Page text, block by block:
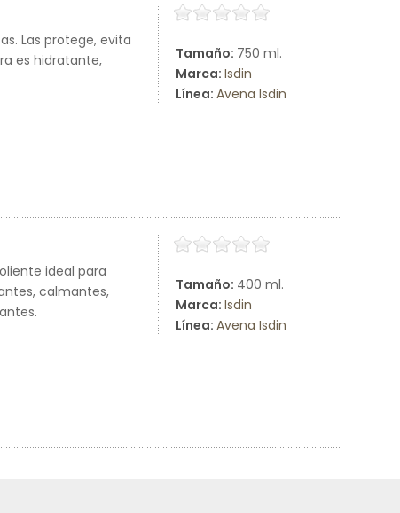
Tamaño: 750 ml.
Marca: Isdin
Línea: Avena Isdin
Las protege, evita
es hidratante,
Tamaño: 400 ml.
Marca: Isdin
Línea: Avena Isdin
ideal para
calmantes,